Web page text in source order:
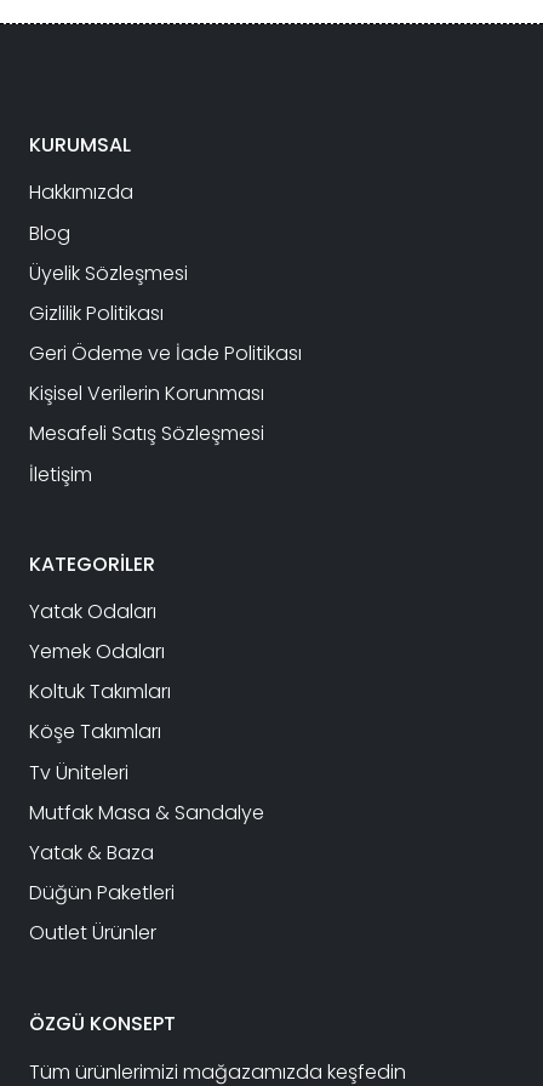
292,500.00₺.fiyat:
KURUMSAL
Hakkımızda
Blog
Üyelik Sözleşmesi
Gizlilik Politikası
Geri Ödeme ve İade Politikası
Kişisel Verilerin Korunması
Mesafeli Satış Sözleşmesi
İletişim
KATEGORİLER
Yatak Odaları
Yemek Odaları
Koltuk Takımları
Köşe Takımları
Tv Üniteleri
Mutfak Masa & Sandalye
Yatak & Baza
Düğün Paketleri
Outlet Ürünler
ÖZGÜ KONSEPT
Tüm ürünlerimizi mağazamızda keşfedin